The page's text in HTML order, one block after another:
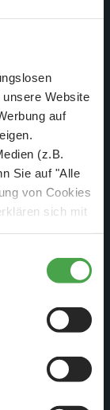
Website
auf
(z.B.
Sie auf "Alle
von Cookies
sich mit
finden Sie in
getroffen.
v.l.n.r.
(Dirk war da,